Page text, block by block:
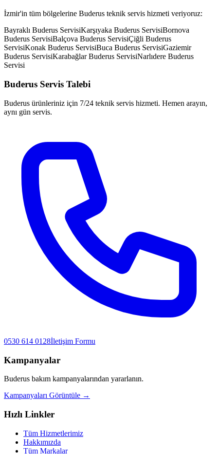
İzmir'in tüm bölgelerine Buderus teknik servis hizmeti veriyoruz:
Bayraklı Buderus ServisiKarşıyaka Buderus ServisiBornova
Buderus ServisiBalçova Buderus ServisiÇiğli Buderus
ServisiKonak Buderus ServisiBuca Buderus ServisiGaziemir
Buderus ServisiKarabağlar Buderus ServisiNarlıdere Buderus
Servisi
Buderus Servis Talebi
Buderus ürünleriniz için 7/24 teknik servis hizmeti. Hemen arayın,
aynı gün servis.
0530 614 0128İletişim Formu
Kampanyalar
Buderus bakım kampanyalarından yararlanın.
Kampanyaları Görüntüle →
Hızlı Linkler
Tüm Hizmetlerimiz
Hakkımızda
Tüm Markalar